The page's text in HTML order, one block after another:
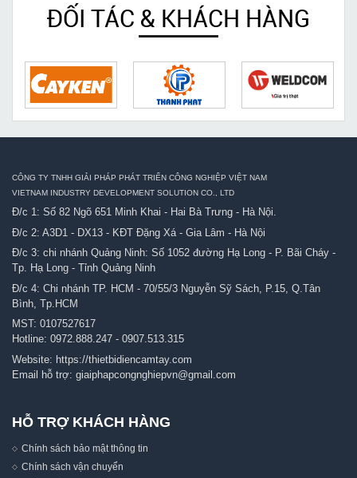
ĐỐI TÁC & KHÁCH HÀNG
CÔNG TY TNHH GIẢI PHÁP PHÁT TRIỂN CÔNG NGHIỆP VIỆT NAM
VIETNAM INDUSTRY DEVELOPMENT SOLUTION CO., LTD
Đ/c 1: Số 82 Ngõ 651 Minh Khai - Hai Bà Trưng - Hà Nội.
Đ/c 2: A3D1 - DX13 - KĐT Đặng Xá - Gia Lâm - Hà Nội
Đ/c 3: chi nhánh Quảng Ninh: Số 1052 đường Hạ Long - P. Bãi Cháy -
Tp. Hạ Long - Tỉnh Quảng Ninh
Đ/c 4: Chi nhánh TP. HCM - 70/55/3 Nguyễn Sỹ Sách, P.15, Q.Tân
Bình, Tp.HCM
MST: 0107527617
Hotline: 0972.888.247 - 0907.513.315
Website: https://thietbidiencamtay.com
Email hỗ trợ: giaiphapcongnghiepvn@gmail.com
HỖ TRỢ KHÁCH HÀNG
Chính sách bảo mật thông tin
Chính sách vận chuyển